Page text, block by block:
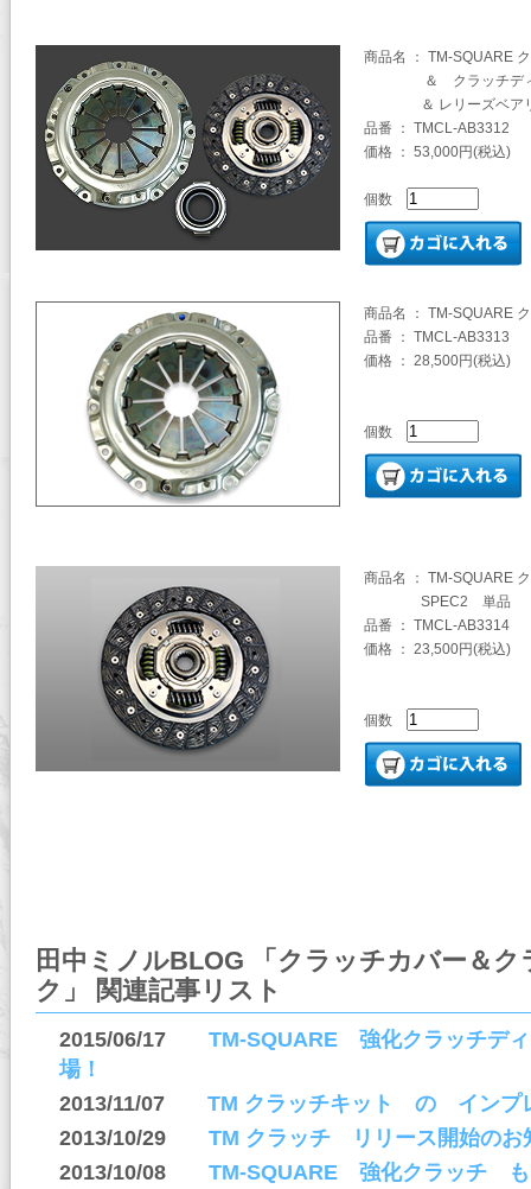
商品名 ： TM-SQUARE
＆ クラッチディ
＆ レリーズベアリ
品番 ： TMCL-AB3312
価格 ： 53,000円(税込)
個数
商品名 ： TM-SQUARE
品番 ： TMCL-AB3313
価格 ： 28,500円(税込)
個数
商品名 ： TM-SQUARE
SPEC2 単品
品番 ： TMCL-AB3314
価格 ： 23,500円(税込)
個数
田中ミノルBLOG 「クラッチカバー＆
ク」 関連記事リスト
2015/06/17
TM-SQUARE 強化クラッチ
場！
2013/11/07
TM クラッチキット の インプ
2013/10/29
TM クラッチ リリース開始のお
2013/10/08
TM-SQUARE 強化クラッチ も